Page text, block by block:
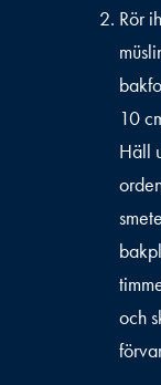
Rör
10
Häll
och